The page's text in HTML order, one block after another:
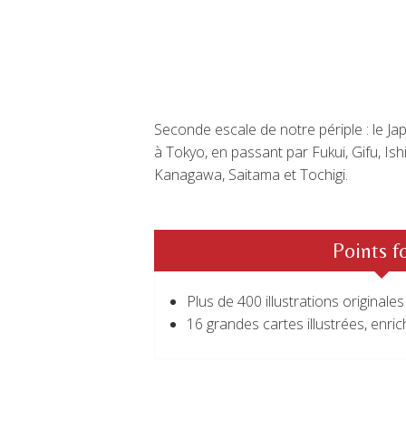
Seconde escale de notre périple : le
à Tokyo, en passant par Fukui, Gifu,
Kanagawa, Saitama et Tochigi.
Points
Plus de 400 illustrations originales
16 grandes cartes illustrées,